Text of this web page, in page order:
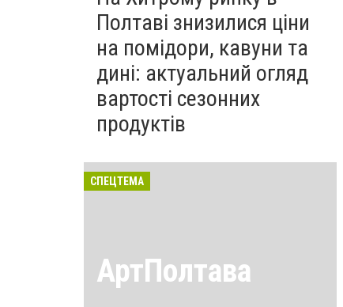
Полтаві знизилися ціни
на помідори, кавуни та
дині: актуальний огляд
вартості сезонних
продуктів
СПЕЦТЕМА
АртПолтава